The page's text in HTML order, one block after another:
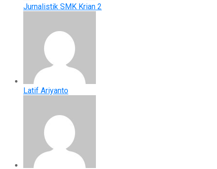
Jurnalistik SMK Krian 2
Latif Ariyanto